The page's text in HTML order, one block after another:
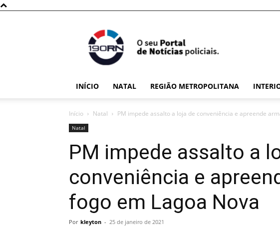
INÍCIO NATAL REGIÃO METROPOLITANA
Início Natal PM impede assalto a loja de conveniência e apreende
Natal
PM impede assalto a
conveniência e
fogo em Lagoa Nova
Por kleyton - 25 de janeiro de 2021